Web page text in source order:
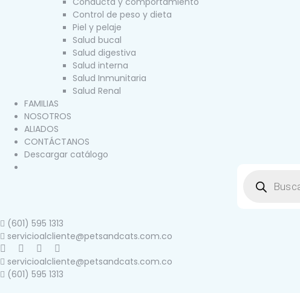
Control de peso y dieta
Piel y pelaje
Salud bucal
Salud digestiva
Salud interna
Salud Inmunitaria
Salud Renal
FAMILIAS
NOSOTROS
ALIADOS
CONTÁCTANOS
Descargar catálogo
(601) 595 1313
servicioalcliente@petsandcats.com.co
servicioalcliente@petsandcats.com.co
(601) 595 1313